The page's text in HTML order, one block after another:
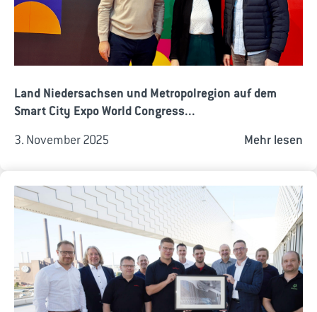
Land Niedersachsen und Metropolregion auf dem
Smart City Expo World Congress...
3. November 2025 Mehr lesen